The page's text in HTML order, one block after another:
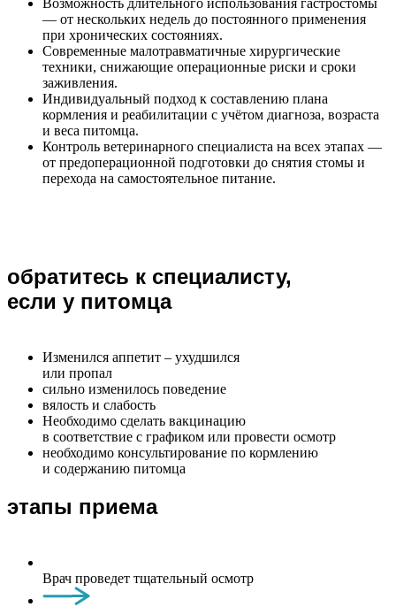
— от нескольких недель до постоянного применения
при хронических состояниях.
Современные малотравматичные хирургические
техники, снижающие операционные риски и сроки
заживления.
Индивидуальный подход к составлению плана
кормления и реабилитации с учётом диагноза, возраста
и веса питомца.
Контроль ветеринарного специалиста на всех этапах —
от предоперационной подготовки до снятия стомы и
перехода на самостоятельное питание.
обратитесь к специалисту,
если у питомца
Изменился аппетит – ухудшился
или пропал
сильно изменилось поведение
вялость и слабость
Необходимо сделать вакцинацию
в соответствие с графиком или провести осмотр
необходимо консультирование по кормлению
и содержанию питомца
этапы приема
Врач проведет тщательный осмотр